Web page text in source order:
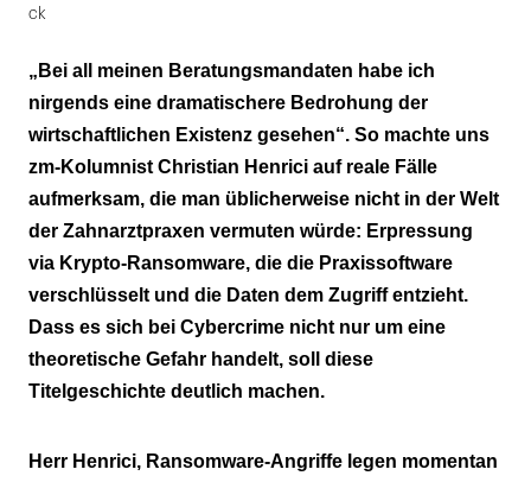
ck
„Bei all meinen Beratungsmandaten habe ich
nirgends eine dramatischere Bedrohung der
wirtschaftlichen Existenz gesehen“. So machte uns
zm-Kolumnist Christian Henrici auf reale Fälle
aufmerksam, die man üblicherweise nicht in der Welt
der Zahnarztpraxen vermuten würde: Erpressung
via Krypto-Ransomware, die die Praxissoftware
verschlüsselt und die Daten dem Zugriff entzieht.
Dass es sich bei Cybercrime nicht nur um eine
theoretische Gefahr handelt, soll diese
Titelgeschichte deutlich machen.
Herr Henrici, Ransomware-Angriffe legen momentan